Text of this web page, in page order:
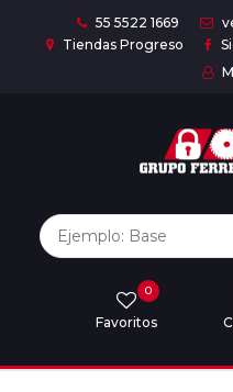
55 5522 1669
Tiendas Progreso
Favoritos
0
Marcas
Descargar